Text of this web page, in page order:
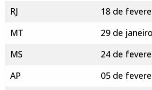
RJ
18 de
MT
29 de
MS
24 de
AP
05 de